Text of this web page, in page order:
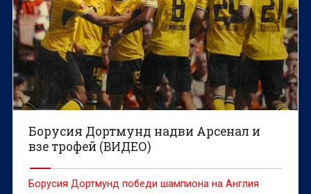
Борусия Дортмунд надви Арсенал и
взе трофей (ВИДЕО)
Борусия Дортмунд победи шампиона на Англия